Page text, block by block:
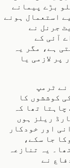
پیمانے
ہونے
نے
کے
مگر یہ
یا
کا
تھا کہ
ہوں
خودکار
سکے،
یہ تنازعہ